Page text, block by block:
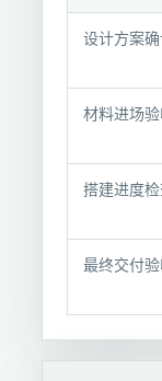
目
记
录
料
设计方案确
材料进场
搭建进度
最终交付